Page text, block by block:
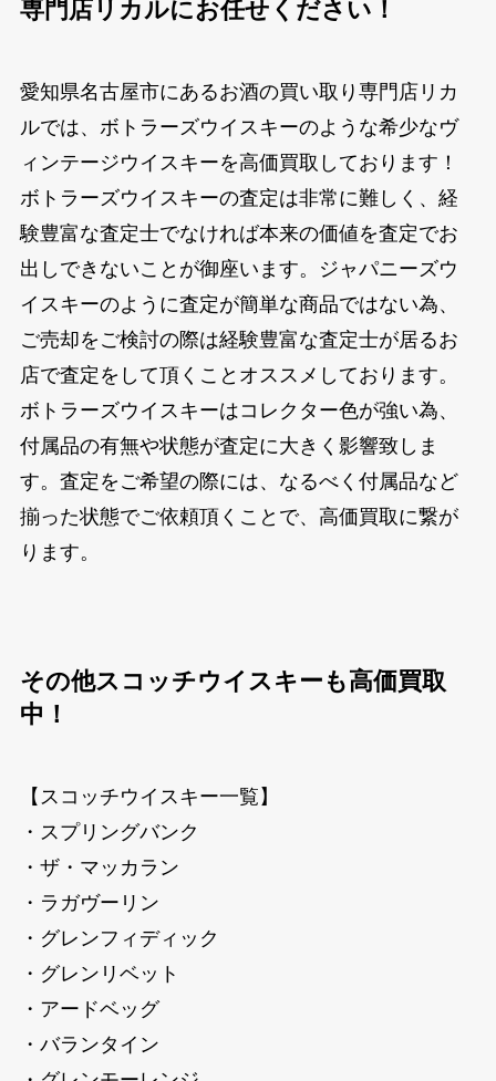
専門店リカルにお任せください！
愛知県名古屋市にあるお酒の買い取り専門店リカ
ルでは、ボトラーズウイスキーのような希少なヴ
ィンテージウイスキーを高価買取しております！
ボトラーズウイスキーの査定は非常に難しく、経
験豊富な査定士でなければ本来の価値を査定でお
出しできないことが御座います。ジャパニーズウ
イスキーのように査定が簡単な商品ではない為、
ご売却をご検討の際は経験豊富な査定士が居るお
店で査定をして頂くことオススメしております。
ボトラーズウイスキーはコレクター色が強い為、
付属品の有無や状態が査定に大きく影響致しま
す。査定をご希望の際には、なるべく付属品など
揃った状態でご依頼頂くことで、高価買取に繋が
ります。
その他スコッチウイスキーも高価買取
中！
【スコッチウイスキー一覧】
・スプリングバンク
・ザ・マッカラン
・ラガヴーリン
・グレンフィディック
・グレンリベット
・アードベッグ
・バランタイン